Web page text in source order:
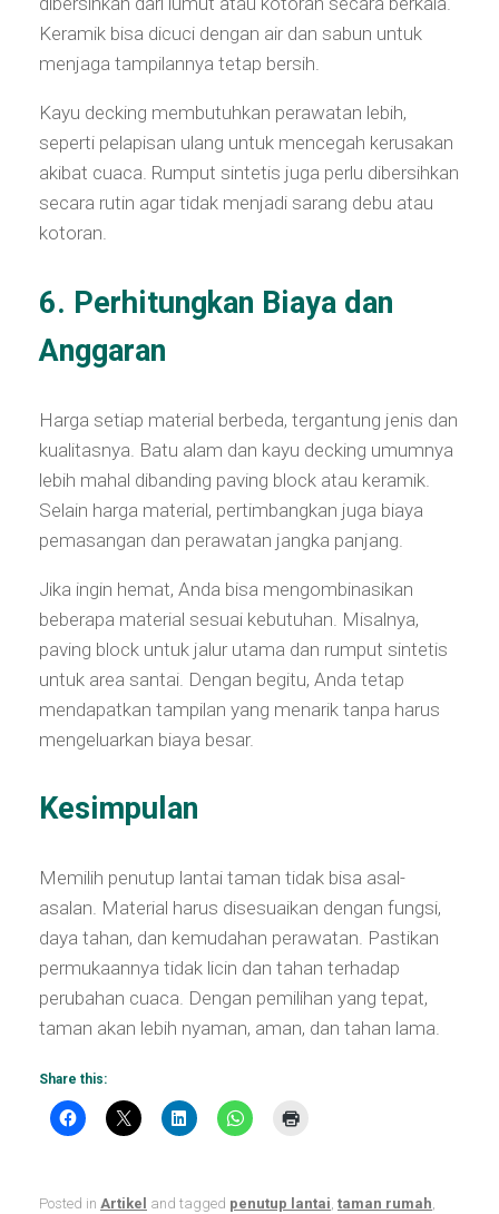
Keramik bisa dicuci dengan air dan sabun untuk
menjaga tampilannya tetap bersih.
Kayu decking membutuhkan perawatan lebih,
seperti pelapisan ulang untuk mencegah kerusakan
akibat cuaca. Rumput sintetis juga perlu dibersihkan
secara rutin agar tidak menjadi sarang debu atau
kotoran.
6. Perhitungkan Biaya dan
Anggaran
Harga setiap material berbeda, tergantung jenis dan
kualitasnya. Batu alam dan kayu decking umumnya
lebih mahal dibanding paving block atau keramik.
Selain harga material, pertimbangkan juga biaya
pemasangan dan perawatan jangka panjang.
Jika ingin hemat, Anda bisa mengombinasikan
beberapa material sesuai kebutuhan. Misalnya,
paving block untuk jalur utama dan rumput sintetis
untuk area santai. Dengan begitu, Anda tetap
mendapatkan tampilan yang menarik tanpa harus
mengeluarkan biaya besar.
Kesimpulan
Memilih penutup lantai taman tidak bisa asal-
asalan. Material harus disesuaikan dengan fungsi,
daya tahan, dan kemudahan perawatan. Pastikan
permukaannya tidak licin dan tahan terhadap
perubahan cuaca. Dengan pemilihan yang tepat,
taman akan lebih nyaman, aman, dan tahan lama.
Share this:
Posted in Artikel and tagged penutup lantai taman rumah